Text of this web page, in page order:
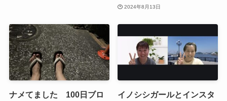
2024年8月13日
ナメてました 100日ブロ
イノシシガールとインスタ